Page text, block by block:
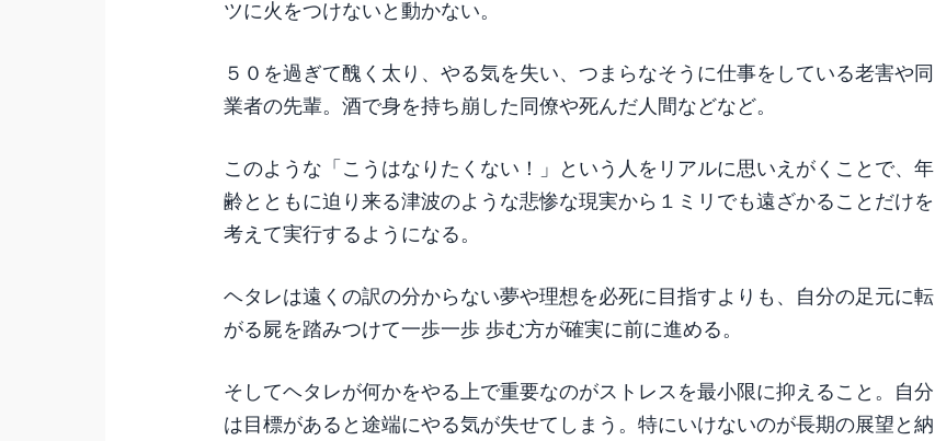
ツに火をつけないと動かない。
５０を過ぎて醜く太り、やる気を失い、つまらなそうに仕事をしている老害や同
業者の先輩。酒で身を持ち崩した同僚や死んだ人間などなど。
このような「こうはなりたくない！」という人をリアルに思いえがくことで、年
齢とともに迫り来る津波のような悲惨な現実から１ミリでも遠ざかることだけを
考えて実行するようになる。
ヘタレは遠くの訳の分からない夢や理想を必死に目指すよりも、自分の足元に転
がる屍を踏みつけて一歩一歩 歩む方が確実に前に進める。
そしてヘタレが何かをやる上で重要なのがストレスを最小限に抑えること。自分
は目標があると途端にやる気が失せてしまう。特にいけないのが長期の展望と納